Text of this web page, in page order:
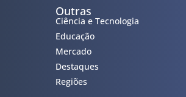
Outras
Ciência e Tecnologia
Educação
Mercado
Destaques
Regiões